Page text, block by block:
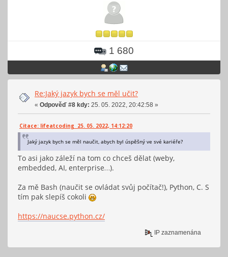
1 680
Re:Jaký jazyk bych se měl učit?
« Odpověď #8 kdy: 25. 05. 2022, 20:42:58 »
Citace: lifeatcoding 25. 05. 2022, 14:12:20
Jaký jazyk bych se měl naučit, abych byl úspěšný ve své kariéře?
To asi jako záleží na tom co chceš dělat (weby,
embedded, AI, enterprise…).
Za mě Bash (naučit se ovládat svůj počítač!), Python, C. S
tím pak slepíš cokoli
https://naucse.python.cz/
IP zaznamenána